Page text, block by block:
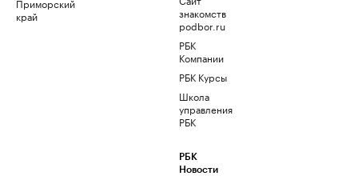
край
знакомств
podbor.ru
РБК
Компании
РБК Курсы
Школа
управления
РБК
РБК
Новости